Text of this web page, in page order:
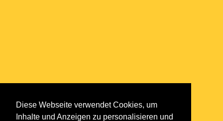
Diese Webseite verwendet Cookies, um
Inhalte und Anzeigen zu personalisieren und